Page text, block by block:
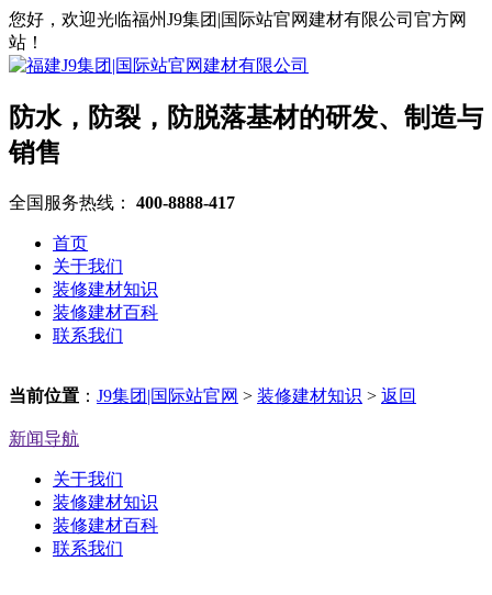
您好，欢迎光临福州J9集团|国际站官网建材有限公司官方网
站！
防水，防裂，防脱落基材的研发、制造与
销售
全国服务热线： 400-8888-417
首页
关于我们
装修建材知识
装修建材百科
联系我们
当前位置 ： J9集团|国际站官网 > 装修建材知识 > 返回
新闻导航
关于我们
装修建材知识
装修建材百科
联系我们